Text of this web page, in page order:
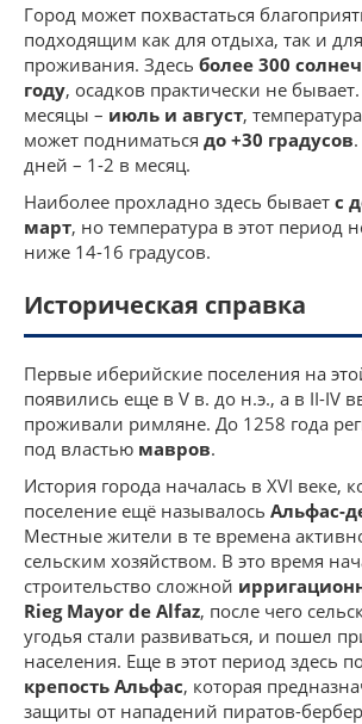
Город может похвастаться
подходящим как для отдыха, так и
проживания. Здесь более 300
году, осадков практически не
месяцы – июль и август,
может подниматься до +30 градусов
дней – 1-2 в месяц.
Наиболее прохладно здесь бывает с
март, но температура в этот период
ниже 14-16 градусов.
Историческая справка
Первые иберийские поселения на
появились еще в V в. до н.э., а в II-IV
проживали римляне. До 1258 года
под властью мавров.
История города началась в XVI веке,
поселение ещё называлось Альфас-
Местные жители в те времена
сельским хозяйством. В это время
строительство сложной
Rieg Mayor de Alfaz, после чего
угодья стали развиваться, и пошел
населения. Еще в этот период здесь
крепость Альфас, которая
защиты от нападений пиратов-